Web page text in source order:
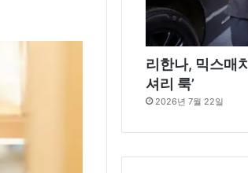
리한나, 믹스매
셔리 룩’
2026년 7월 22일